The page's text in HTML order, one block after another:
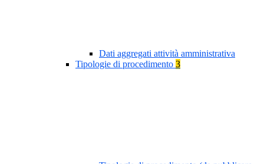
Dati aggregati attività amministrativa
Tipologie di procedimento 3